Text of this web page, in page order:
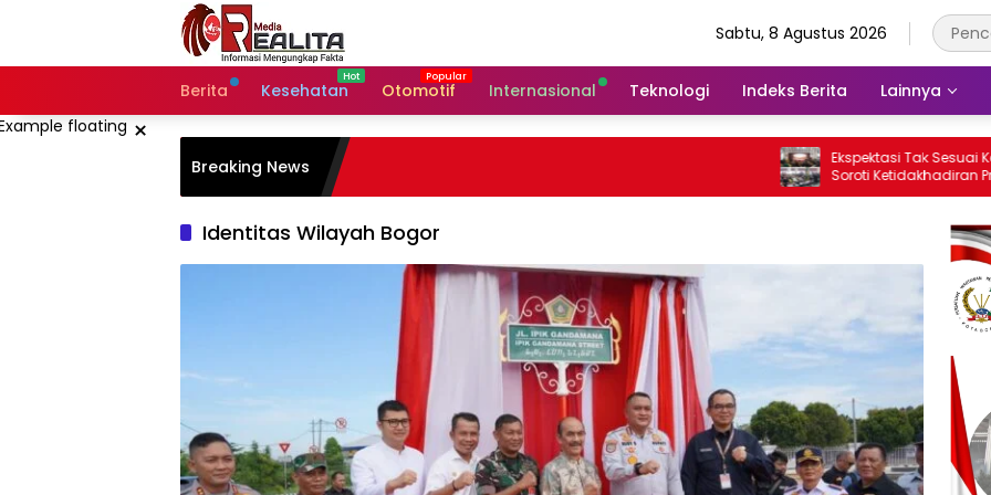
Sabtu, 8 Agustus 2026
Berita Kesehatan Otomotif Internasional Teknologi Indeks Berita Lainnya
×
Breaking News
Ekspektasi Tak Sesuai Kenyataan, Peserta
Soroti Ketidakhadiran Presiden di
Kongres Kebudayaan Nusantara
Identitas Wilayah Bogor